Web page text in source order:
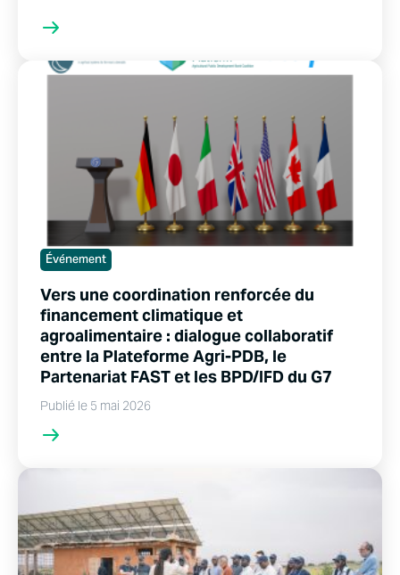
Événement
Vers une coordination renforcée du
financement climatique et
agroalimentaire : dialogue collaboratif
entre la Plateforme Agri-PDB, le
Partenariat FAST et les BPD/IFD du G7
Publié le 5 mai 2026